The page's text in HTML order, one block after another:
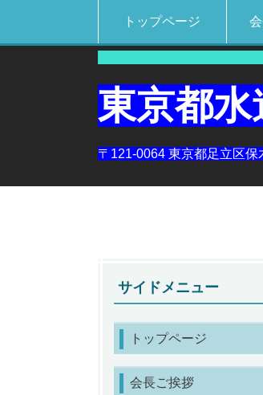
トップページ
東 京
東京都
〒121-0064 東京都足立区
サイドメニュー
トップページ
会長ご挨拶